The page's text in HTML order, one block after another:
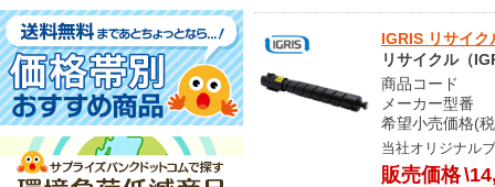
IGRIS リサイ
リサイクル（
商品コード
メーカー型
希望小売価格(
当社オリジナル
販売価格